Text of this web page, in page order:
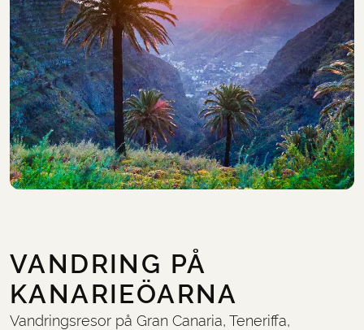
VANDRING PÅ
KANARIEÖARNA
Vandringsresor på Gran Canaria, Teneriffa,